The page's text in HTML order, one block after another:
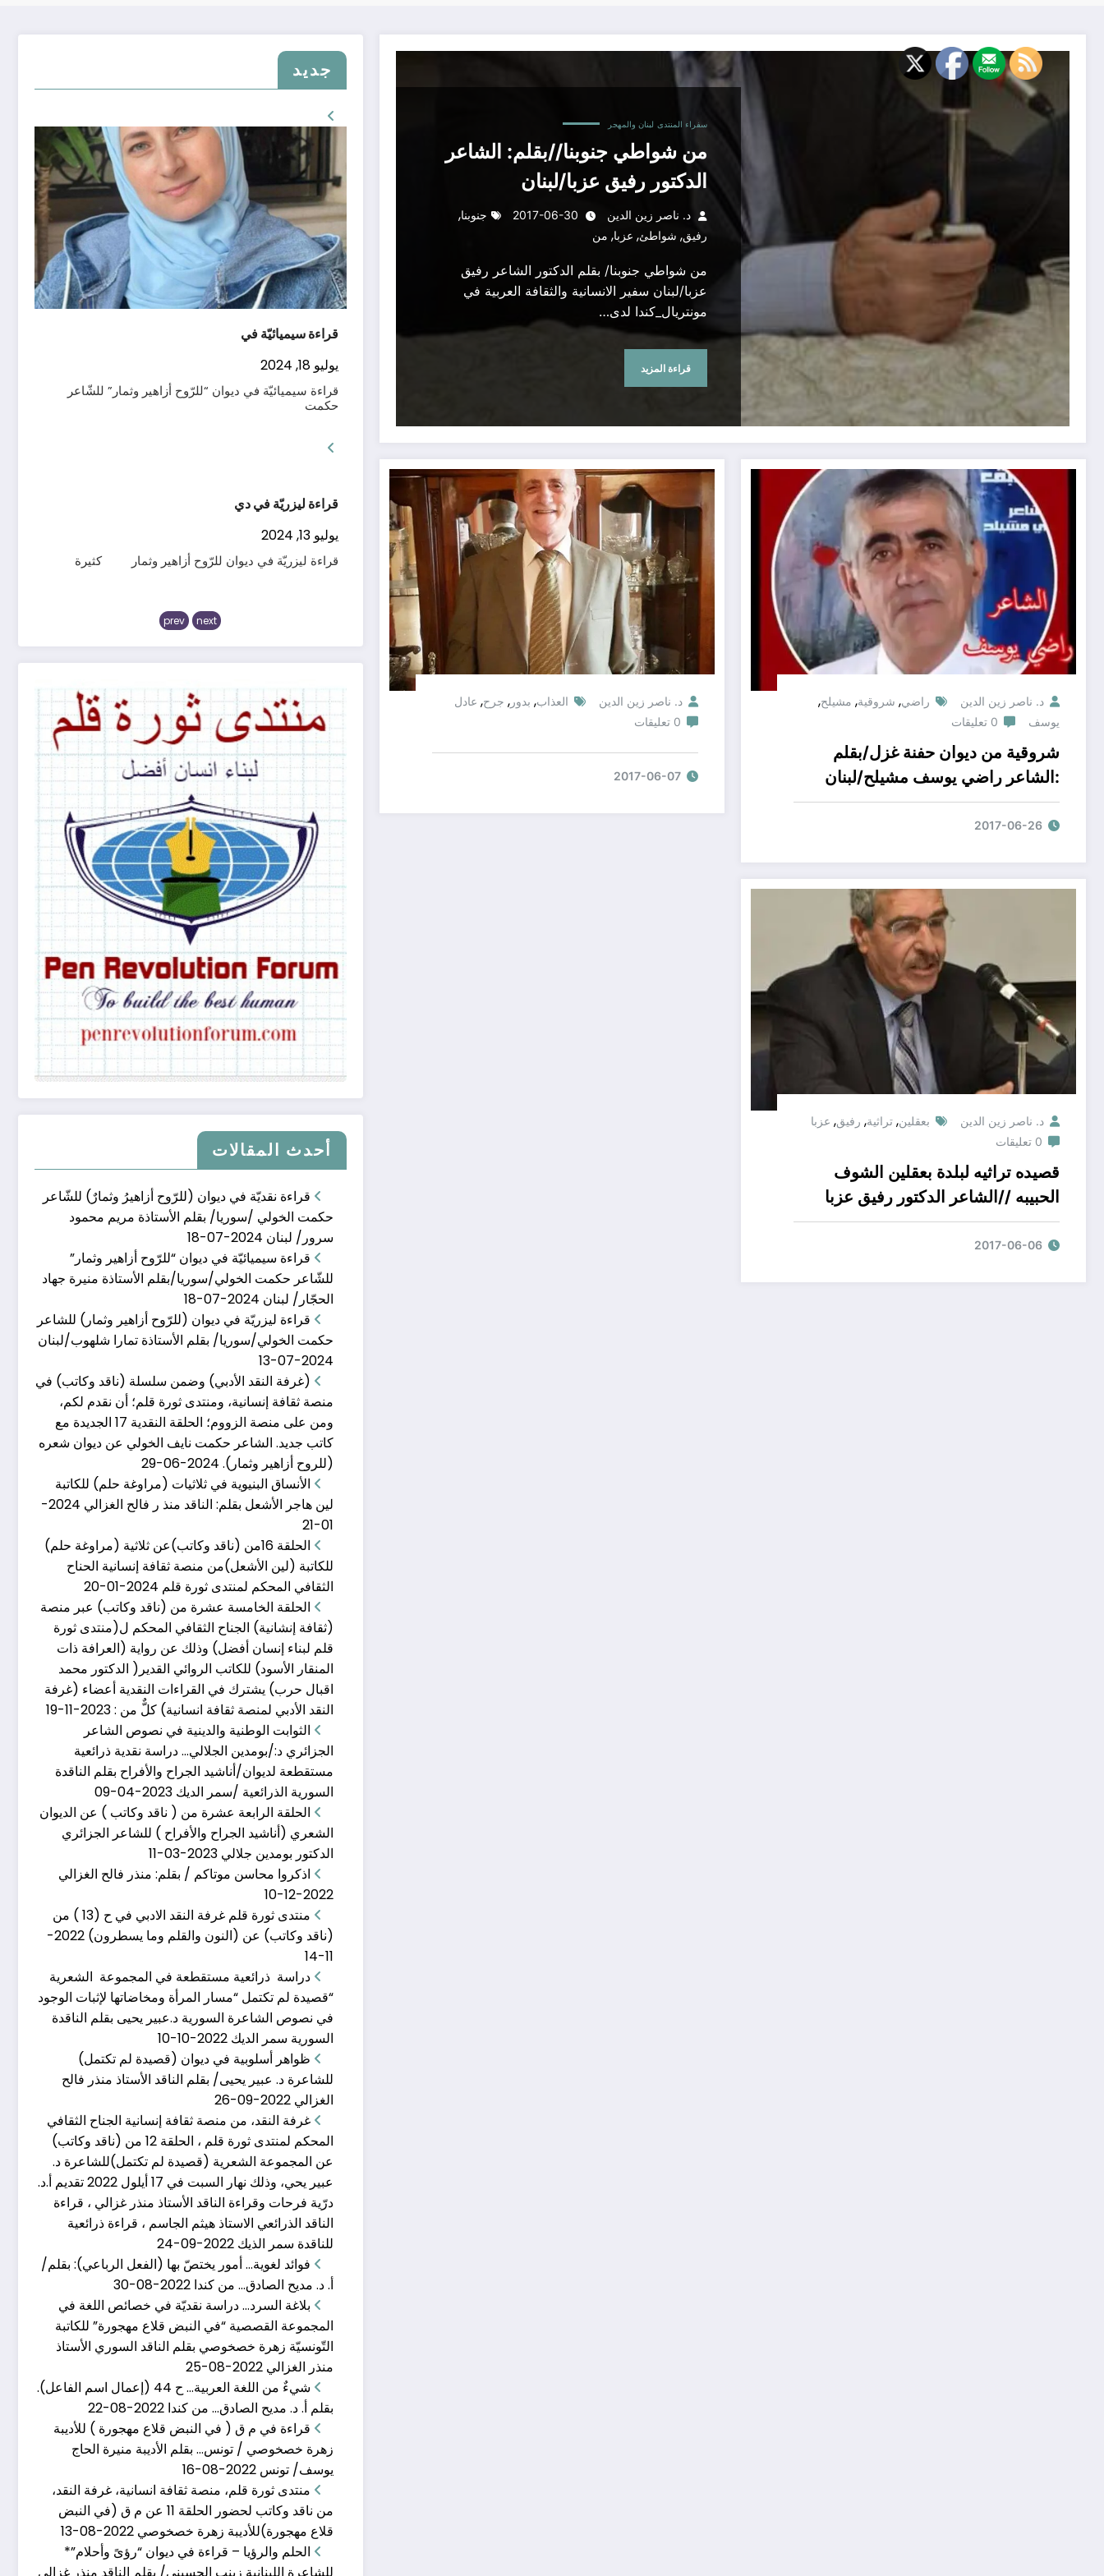
من شواطي جنوبنا//بقلم: الشاعر الدكتور رفيق عزبا/لبنان
سفراء المنتدى لبنان والمهجر
من شواطي جنوبنا//بقلم: الشاعر
الدكتور رفيق عزبا/لبنان
د. ناصر زين الدين 2017-06-30 جنوبنا,
رفيق, شواطئ, عزبا, من
من شواطي جنوبنا/ بقلم الدكتور الشاعر رفيق
عزبا/لبنان سفير الانسانية والثقافة العربية في
مونتريال_كندا لدى…
قراءة المزيد
د. ناصر زين الدين راضي, شروقية, مشيلح,
يوسف 0 تعليقات
شروقية من ديوان حفنة غزل/بقلم
:الشاعر راضي يوسف مشيلح/لبنان
2017-06-26
د. ناصر زين الدين العذاب, بدور , جرح, عادل
0 تعليقات
2017-06-07
د. ناصر زين الدين بعقلين, تراثية, رفيق, عزبا
0 تعليقات
قصيده تراثيه لبلدة بعقلين الشوف
الحبيبه //الشاعر الدكتور رفيق عزبا
2017-06-06
جديد
قراءة سيميائيّة في
يوليو 18, 2024
قراءة سيميائيّة في ديوان “للرّوح أزاهير وثمار” للشّاعر
حكمت
قراءة ليزريّة في دي
يوليو 13, 2024
قراءة ليزريّة في ديوان للرّوح أزاهير وثمار كثيرة
(غرفة النقد الأدبي)
يونيو 29, 2024
الأنساق البنيوية ف�
يناير 21, 2024
الأنساق البنيوية في ثلاثيات (مراوغة حلم) للكاتبة لين هاجر
الحلقة 16من (ناقد وك�
يناير 20, 2024
الحلقة الخامسة عشر�
نوفمبر 19, 2023
الثوابت الوطنية وا�
أبريل 9, 2023
الثوابت الوطنية والدينية في نصوص الشاعر الجزائري د:/
بومدين الجلالي
الحلقة الرابعة عشر�
مارس 11, 2023
الحلقة الرابعة عشرة من ناقد وكاتب نهار السبت 11
اذكروا محاسن موتاك�
ديسمبر 10, 2022
اذكروا محاسن موتاكم بقلم: منذر فالح الغزالي طُلب منّي
كلمة المنتدى في مهر
يونيو 6, 2017
أَشكُو إليكم وجُرحُ القلبِ في الصمَمِ ماذا أقولُ
قراءة نقديّة في ديو
يوليو 18, 2024
prev next
أحدث المقالات
قراءة نقديّة في ديوان (للرّوح أزاهيرُ وثمارٌ) للشّاعر
حكمت الخولي /سوريا/ بقلم الأستاذة مريم محمود
سرور/ لبنان 2024-07-18
قراءة سيميائيّة في ديوان “للرّوح أزاهير وثمار”
للشّاعر حكمت الخولي/سوريا/بقلم الأستاذة منيرة جهاد
الحجّار/ لبنان 2024-07-18
قراءة ليزريّة في ديوان (للرّوح أزاهير وثمار) للشاعر
حكمت الخولي/سوريا/ بقلم الأستاذة تمارا شلهوب/لبنان
2024-07-13
(غرفة النقد الأدبي) وضمن سلسلة (ناقد وكاتب) في
منصة ثقافة إنسانية، ومنتدى ثورة قلم؛ أن نقدم لكم،
ومن على منصة الزووم؛ الحلقة النقدية 17 الجديدة مع
كاتب جديد. الشاعر حكمت نايف الخولي عن ديوان شعره
(للروح أزاهير وثمار). 2024-06-29
الأنساق البنيوية في ثلاثيات (مراوغة حلم) للكاتبة
لين هاجر الأشعل بقلم: الناقد منذ ر فالح الغزالي
2024-
01-21
الحلقة 16من (ناقد وكاتب)عن ثلاثية (مراوغة حلم)
للكاتبة (لين الأشعل)من منصة ثقافة إنسانية الحناح
الثقافي المحكم لمنتدى ثورة قلم 2024-01-20
الحلقة الخامسة عشرة من (ناقد وكاتب) عبر منصة
(ثقافة إنشانية) الجناح الثقافي المحكم ل(منتدى ثورة
قلم لبناء إنسان أفضل) وذلك عن رواية (العرافة ذات
المنقار الأسود) للكاتب الروائي القدير( الدكتور محمد
اقبال حرب) يشترك في القراءات النقدية أعضاء (غرفة
النقد الأدبي لمنصة ثقافة انسانية) كلٌّ من :2023-11-19
الثوابت الوطنية والدينية في نصوص الشاعر
الجزائري د:/بومدين الجلالي… دراسة نقدية ذرائعية
مستقطعة لديوان/أناشيد الجراح والأفراح بقلم الناقدة
السورية الذرائعية /سمر الديك 2023-04-09
الحلقة الرابعة عشرة من ( ناقد وكاتب ) عن الديوان
الشعري (أناشيد الجراح والأفراح ) للشاعر الجزائري
الدكتور بومدين جلالي 2023-03-11
اذكروا محاسن موتاكم / بقلم: منذر فالح الغزالي
2022-12-10
منتدى ثورة قلم غرفة النقد الادبي في ح (13 ) من
(ناقد وكاتب) عن (النون والقلم وما يسطرون)
2022-
11-14
دراسة ذرائعية مستقطعة في المجموعة الشعرية
“قصيدة لم تكتمل “مسار المرأة ومخاضاتها لإثبات الوجود
في نصوص الشاعرة السورية د.عبير يحيى بقلم الناقدة
السورية سمر الديك 2022-10-10
ظواهر أسلوبية في ديوان (قصيدة لم تكتمل)
للشاعرة د. عبير يحيى/ بقلم الناقد الأستاذ منذر فالح
الغزالي 2022-09-26
غرفة النقد، من منصة ثقافة إنسانية الجناح الثقافي
المحكم لمنتدى ثورة قلم ، الحلقة 12 من (ناقد وكاتب)
عن المجموعة الشعرية (قصيدة لم تكتمل)للشاعرة د.
عبير يحي، وذلك نهار السبت في 17 أيلول 2022 تقديم أ.د.
درّية فرحات وقراءة الناقد الأستاذ منذر غزالي ، قراءة
الناقد الذرائعي الاستاذ هيثم الجاسم ، قراءة ذرائعية
للناقدة سمر الذيك 2022-09-24
فوائد لغوية… أمور يختصّ بها (الفعل الرباعي): بقلم/
أ. د. مديح الصادق… من كندا 2022-08-30
بلاغة السرد… دراسة نقديّة في خصائص اللغة في
المجموعة القصصية “في النبض قلاع مهجورة” للكاتبة
التّونسيّة زهرة خصخوصي بقلم الناقد السوري الأستاذ
منذر الغزالي 2022-08-25
شيءٌ من اللغة العربية… ح 44 (إعمال اسم الفاعل).
بقلم أ. د. مديح الصادق… من كندا 2022-08-22
قراءة في م ق ( في النبض قلاع مهجورة ) للأديبة
زهرة خصخوصي / تونس… بقلم الأديبة منيرة الحاج
يوسف/ تونس 2022-08-16
منتدى ثورة قلم، منصة ثقافة انسانية، غرفة النقد،
من ناقد وكاتب لحضور الحلقة 11 عن م ق (في النبض
قلاع مهجورة)للأديبة زهرة خصخوصي 2022-08-13
الحلم والرؤيا – قراءة في ديوان “رؤىً وأحلام”*